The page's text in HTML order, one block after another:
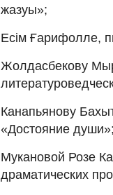
жазуы»;
Есім Ғарифолле,
Жолдасбекову
Канапьянову
«Достояние души»;
Мукановой Розе
драматических